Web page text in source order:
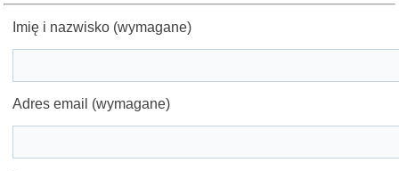
Imię i nazwisko (wymagane)
Adres email (wymagane)